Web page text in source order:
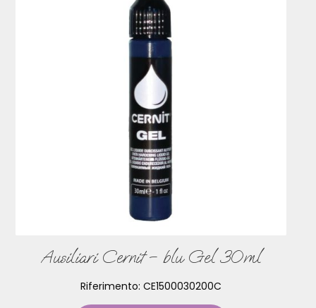
Ausiliari Cernit – blu Gel 30ml
Riferimento: CE1500030200C